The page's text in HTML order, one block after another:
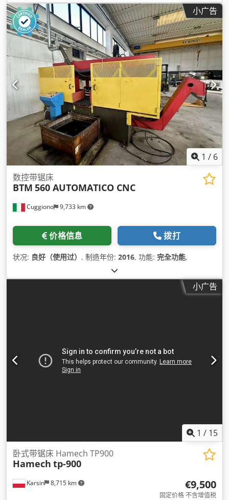
小广告
1 / 6
Cuggiono 9,733 km
数控带锯床
BTM 560 AUTOMATICO CNC
价格信息 拨打
状况: 良好（使用过） , 制造年份: 2016, 功能: 完全功能,
小广告
1 / 15
Karsin 8,715 km
卧式带锯床 Hamech TP900
Hamech tp-900
€9,500
固定价格 不含增值税